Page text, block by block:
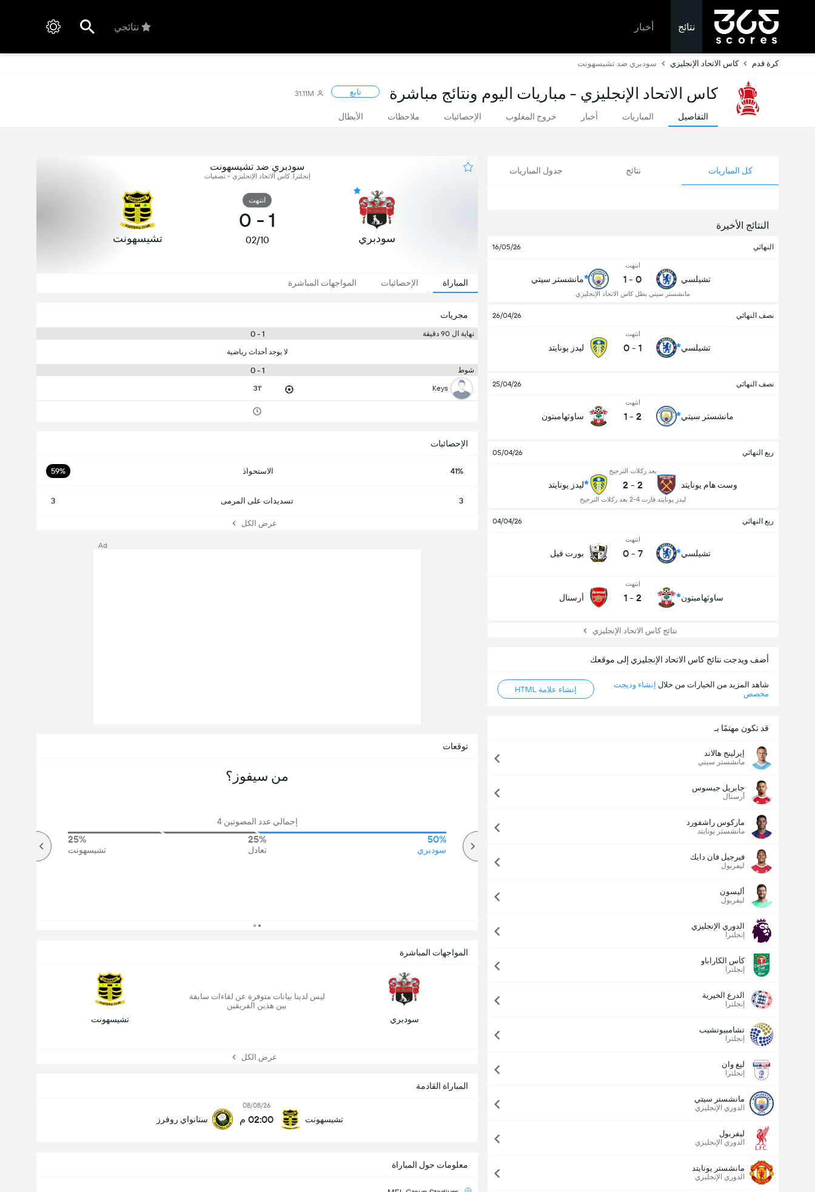
نتائج أخبار نتائجي
كرة قدم كاس الاتحاد الإنجليزي سودبري ضد تشيسهونت
كاس الاتحاد الإنجليزي - مباريات اليوم ونتائج مباشرة تابع 31.11M
التفاصيل المباريات أخبار خروج المغلوب الإحصائيات ملاحظات الأبطال
كل المباريات نتائج جدول المباريات
النتائج الأخيرة
النهائي 16/05/26
تشيلسي
انتهت
0
-
1
مانشستر سيتي بطل كاس الاتحاد الإنجليزي
مانشستر سيتي
نصف النهائي 26/04/26
تشيلسي
انتهت
1
-
0 ليدز يونايتد
نصف النهائي 25/04/26
مانشستر سيتي
انتهت
2
-
1 ساوثهامبتون
ربع النهائي 05/04/26
وست هام يونايتد
بعد ركلات الترجيح
2
-
2
ليدز يونايتد فازت 4-2 بعد ركلات الترجيح
ليدز يونايتد
ربع النهائي 04/04/26
تشيلسي
انتهت
7
-
0 بورت فيل
ساوثهامبتون
انتهت
2
-
1 أرسنال
نتائج كاس الاتحاد الإنجليزي
أضف ويدجت نتائج كاس الاتحاد الإنجليزي إلى موقعك
شاهد المزيد من الخيارات من خلال إنشاء وديجت
مخصص
إنشاء علامة HTML
قد تكون مهتمًا بـ
إيرلينج هالاند
مانشستر سيتي
جابريل جيسوس
أرسنال
ماركوس راشفورد
مانشستر يونايتد
فيرجيل فان دايك
ليفربول
أليسون
ليفربول
الدوري الإنجليزي
إنجلترا
كأس الكاراباو
إنجلترا
الدرع الخيرية
إنجلترا
تشامبيونشيب
إنجلترا
ليغ وان
إنجلترا
مانشستر سيتي
الدوري الإنجليزي
ليفربول
الدوري الإنجليزي
مانشستر يونايتد
الدوري الإنجليزي
سودبري ضد تشيسهونت
إنجلترا, كاس الاتحاد الإنجليزي - تصفيات
سودبري
انتهت
1
-
0
02/10 تشيسهونت
المباراة الإحصائيات المواجهات المباشرة
مجريات
نهاية ال 90 دقيقة 1 - 0
لا يوجد أحداث رياضية
شوط 1 - 0
Keys
31'
المباراة القادمة
تشيسهونت
08/08/26
02:00 م ستانواي روفرز
الإحصائيات
41% الاستحواذ 59%
3 تسديدات على المرمى 3
عرض الكل
معلومات حول المباراة
توقعات
من سيفوز؟
إجمالي عدد المصوتين 4
50%
سودبري
25%
تعادل
25%
تشيسهونت
المواجهات المباشرة
سودبري
ليس لدينا بيانات متوفرة عن لقاءات سابقة
بين هذين الفريقين
تشيسهونت
عرض الكل
Ad